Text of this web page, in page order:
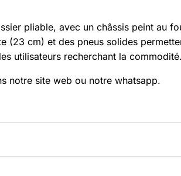
pliable, avec un châssis peint au
(23 cm) et des pneus solides
utilisateurs recherchant la commodité.
notre site web ou notre whatsapp.